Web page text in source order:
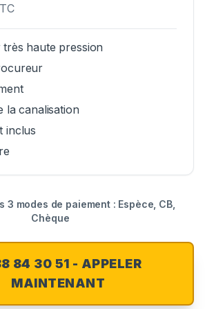
haute pression
la canalisation
inclus
3 modes de paiement : Espèce, CB,
Chèque
84 30 51 - APPELER
MAINTENANT